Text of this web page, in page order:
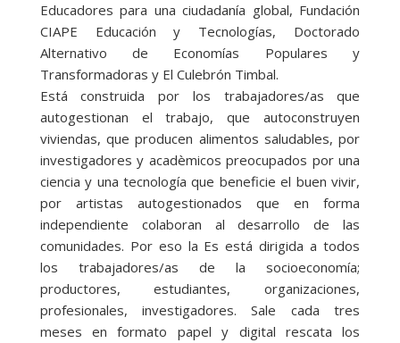
Educadores para una ciudadanía global, Fundación
CIAPE Educación y Tecnologías, Doctorado
Alternativo de Economías Populares y
Transformadoras y El Culebrón Timbal.
Está construida por los trabajadores/as que
autogestionan el trabajo, que autoconstruyen
viviendas, que producen alimentos saludables, por
investigadores y acadèmicos preocupados por una
ciencia y una tecnología que beneficie el buen vivir,
por artistas autogestionados que en forma
independiente colaboran al desarrollo de las
comunidades. Por eso la Es está dirigida a todos
los trabajadores/as de la socioeconomía;
productores, estudiantes, organizaciones,
profesionales, investigadores. Sale cada tres
meses en formato papel y digital rescata los